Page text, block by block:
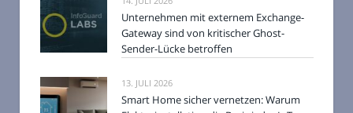
Unternehmen mit externem Exchange-
Gateway sind von kritischer Ghost-
Sender-Lücke betroffen
13. JULI 2026
Smart Home sicher vernetzen: Warum